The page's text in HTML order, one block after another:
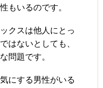
もいるのです。
クスは他人にとっ
はないとしても、
問題です。
にする男性がいる